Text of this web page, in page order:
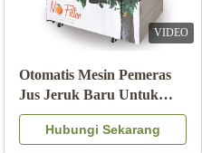
VIDEO
Catatan Pembayaran
Mesin Penjual Jus Jeruk
Dengan Sistem Pendingin
Hubungi Sekarang